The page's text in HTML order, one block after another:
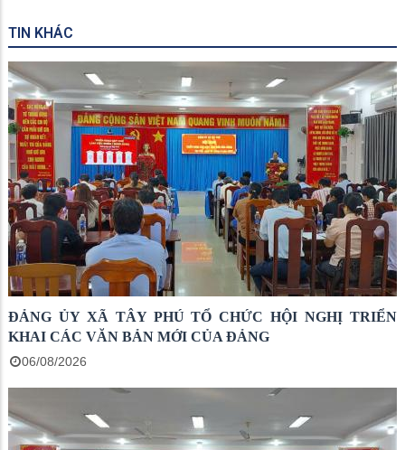
TIN KHÁC
ĐẢNG ỦY XÃ TÂY PHÚ TỔ CHỨC HỘI NGHỊ TRIỂN
KHAI CÁC VĂN BẢN MỚI CỦA ĐẢNG
06/08/2026